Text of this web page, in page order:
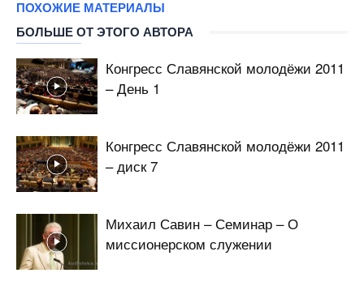
ПОХОЖИЕ МАТЕРИАЛЫ
БОЛЬШЕ ОТ ЭТОГО АВТОРА
Конгресс Славянской молодёжи 2011
– День 1
Конгресс Славянской молодёжи 2011
– диск 7
Михаил Савин – Семинар – О
миссионерском служении